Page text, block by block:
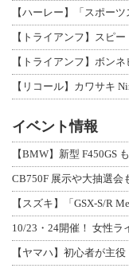
【トライアンフ】スピ
【リコール】カワサキ
イベント情報
【BMW】新型 F450GS
CB750F 展示や大抽選会
【スズキ】「GSX-S/R
10/23・24開催！ 女性ラ
【ヤマハ】初心者が主